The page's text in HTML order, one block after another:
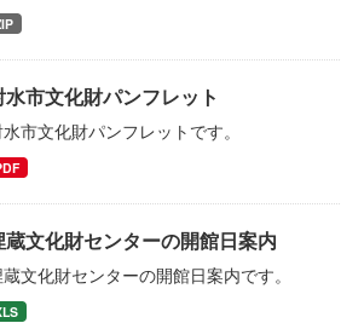
水市文化財パンフレット
市文化財パンフレットです。
蔵文化財センターの開館日案内
文化財センターの開館日案内です。